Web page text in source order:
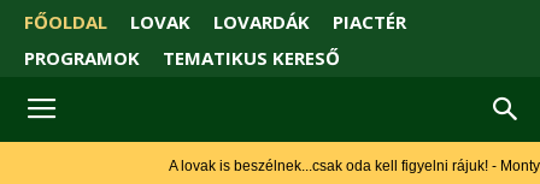
FŐOLDAL LOVAK LOVARDÁK
PIACTÉR
PROGRAMOK
TEMATIKUS KERESŐ
A lovak is beszélnek...csak oda kell figyelni rájuk! - Monty